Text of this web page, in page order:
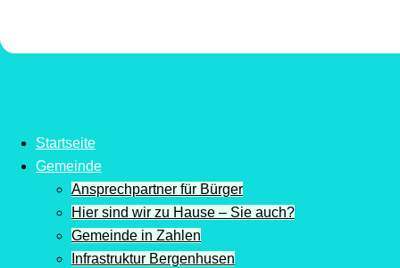
Startseite
Gemeinde
Ansprechpartner für Bürger
Hier sind wir zu Hause – Sie auch?
Gemeinde in Zahlen
Infrastruktur Bergenhusen